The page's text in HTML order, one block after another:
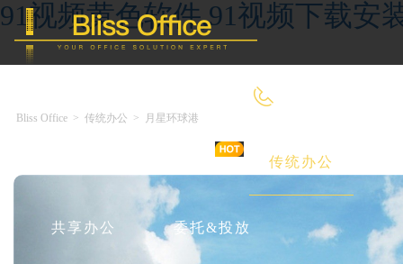
91视频黄色软件,91视频下载安
传统办公
共享办公 委托&投放
Bliss Office > 传统办公 > 月星环球港